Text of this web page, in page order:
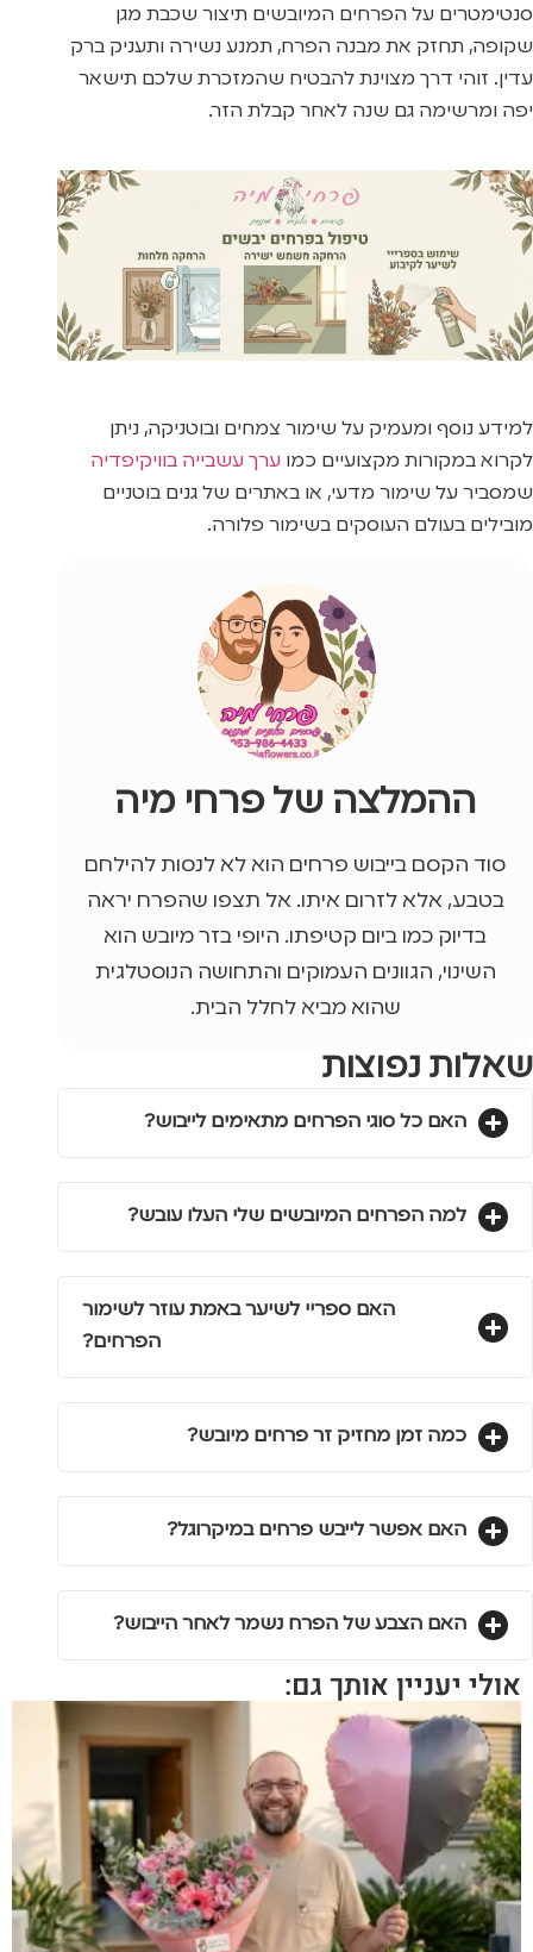
אולי יעניין אותך גם:
סנטימטרים על הפרחים המיובשים תיצור שכבת מגן
שקופה, תחזק את מבנה הפרח, תמנע נשירה ותעניק ברק
עדין. זוהי דרך מצוינת להבטיח שהמזכרת שלכם תישאר
יפה ומרשימה גם שנה לאחר קבלת הזר.
למידע נוסף ומעמיק על שימור צמחים ובוטניקה, ניתן
לקרוא במקורות מקצועיים כמו ערך עשבייה בוויקיפדיה
שמסביר על שימור מדעי, או באתרים של גנים בוטניים
מובילים בעולם העוסקים בשימור פלורה.
ההמלצה של פרחי מיה
סוד הקסם בייבוש פרחים הוא לא לנסות להילחם
בטבע, אלא לזרום איתו. אל תצפו שהפרח יראה
בדיוק כמו ביום קטיפתו. היופי בזר מיובש הוא
השינוי, הגוונים העמוקים והתחושה הנוסטלגית
שהוא מביא לחלל הבית.
שאלות נפוצות
האם כל סוגי הפרחים מתאימים לייבוש?
למה הפרחים המיובשים שלי העלו עובש?
האם ספריי לשיער באמת עוזר לשימור
הפרחים?
כמה זמן מחזיק זר פרחים מיובש?
האם אפשר לייבש פרחים במיקרוגל?
האם הצבע של הפרח נשמר לאחר הייבוש?